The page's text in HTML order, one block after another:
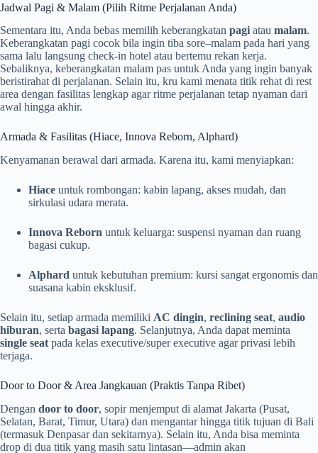
Jadwal Pagi & Malam (Pilih Ritme Perjalanan Anda)
Sementara itu, Anda bebas memilih keberangkatan pagi atau malam.
Keberangkatan pagi cocok bila ingin tiba sore–malam pada hari yang
sama lalu langsung check-in hotel atau bertemu rekan kerja.
Sebaliknya, keberangkatan malam pas untuk Anda yang ingin banyak
beristirahat di perjalanan. Selain itu, kru kami menata titik rehat di rest
area dengan fasilitas lengkap agar ritme perjalanan tetap nyaman dari
awal hingga akhir.
Armada & Fasilitas (Hiace, Innova Reborn, Alphard)
Kenyamanan berawal dari armada. Karena itu, kami menyiapkan:
Hiace untuk rombongan: kabin lapang, akses mudah, dan
sirkulasi udara merata.
Innova Reborn untuk keluarga: suspensi nyaman dan ruang
bagasi cukup.
Alphard untuk kebutuhan premium: kursi sangat ergonomis dan
suasana kabin eksklusif.
Selain itu, setiap armada memiliki AC dingin, reclining seat, audio
hiburan, serta bagasi lapang. Selanjutnya, Anda dapat meminta
single seat pada kelas executive/super executive agar privasi lebih
terjaga.
Door to Door & Area Jangkauan (Praktis Tanpa Ribet)
Dengan door to door, sopir menjemput di alamat Jakarta (Pusat,
Selatan, Barat, Timur, Utara) dan mengantar hingga titik tujuan di Bali
(termasuk Denpasar dan sekitarnya). Selain itu, Anda bisa meminta
drop di dua titik yang masih satu lintasan—admin akan